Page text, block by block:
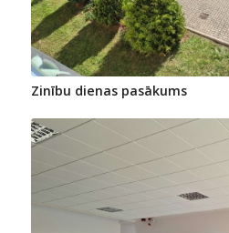
Zinību dienas pasākums